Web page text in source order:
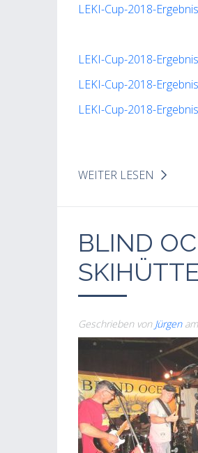
LEKI-Cup-2018-
LEKI-Cup-2018-
LEKI-Cup-2018-
LEKI-Cup-2018-
WEITER LESEN
BLIND
SKIHÜTTE
Geschrieben von Jürgenam